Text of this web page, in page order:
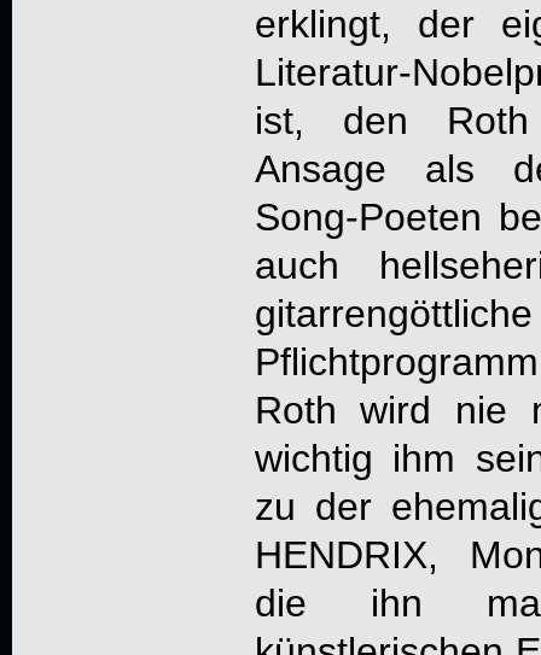
erklingt, der
Literatur-
ist, den
Ansage als
Song-Poeten
auch
Roth wird nie
wichtig ihm
zu der
HENDRIX,
die ihn